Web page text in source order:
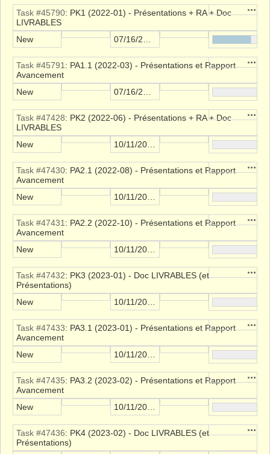
Task #45790: PK1 (2022-01) - Présentations + RA + Doc
LIVRABLES
New
07/16/2021
Task #45791: PA1.1 (2022-03) - Présentations et Rapport
Avancement
New
07/16/2021
Task #47428: PK2 (2022-06) - Présentations + RA + Doc
LIVRABLES
New
10/11/2021
Task #47430: PA2.1 (2022-08) - Présentations et Rapport
Avancement
New
10/11/2021
Task #47431: PA2.2 (2022-10) - Présentations et Rapport
Avancement
New
10/11/2021
Task #47432: PK3 (2023-01) - Doc LIVRABLES (et
Présentations)
New
10/11/2021
Task #47433: PA3.1 (2023-01) - Présentations et Rapport
Avancement
New
10/11/2021
Task #47435: PA3.2 (2023-02) - Présentations et Rapport
Avancement
New
10/11/2021
Task #47436: PK4 (2023-02) - Doc LIVRABLES (et
Présentations)